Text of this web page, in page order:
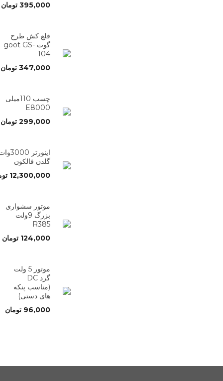
395,000 تومان
قلع کش طرح
گوت goot GS-
104
347,000 تومان
چسب 110میلی
E8000
299,000 تومان
اینورتر
گلدن فالکون
12,300,000
موتور سشواری
بزرگ 9ولت
R385
124,000 تومان
موتور 5 ولت
گرد DC
(مناسب پنکه
های دستی)
96,000 تومان